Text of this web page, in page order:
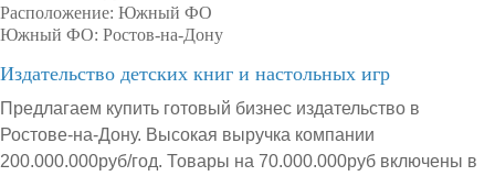
Расположение: Южный ФО
Южный ФО: Ростов-на-Дону
Издательство детских книг и настольных игр
Предлагаем купить готовый бизнес издательство в
Ростове-на-Дону. Высокая выручка компании
200.000.000руб/год. Товары на 70.000.000руб включены в